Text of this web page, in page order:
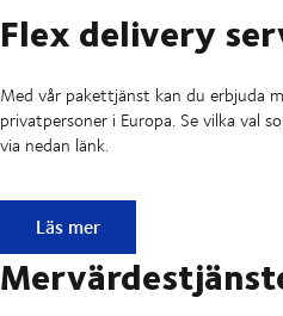
Flex delivery
Med vår pakettjänst kan du erbjuda
privatpersoner i Europa. Se vilka val
via nedan länk.
Flex delivery service
Läs mer